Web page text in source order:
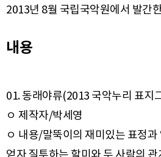
2013년 8월 국립국악원에서 발간
내용
01. 동래야류(2013 국악누리 표지
ㅇ 제작자/박세영
ㅇ 내용/말뚝이의 재미있는 표정